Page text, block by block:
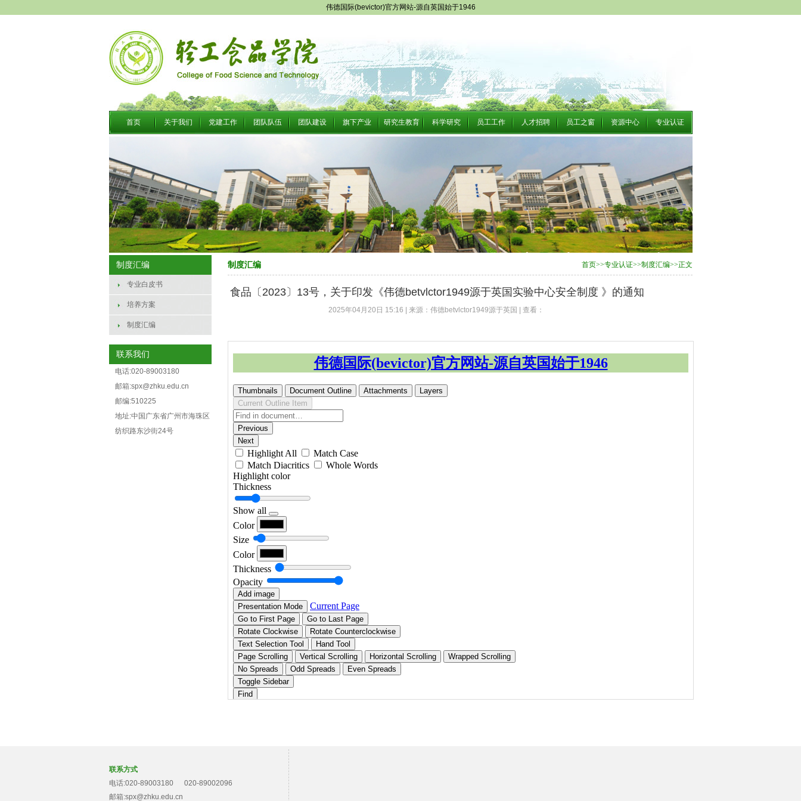
伟德国际(bevictor)官方网站-源自英国始于1946
首页 关于我们 党建工作 团队队伍 团队建设 旗下产业 研究生教育 科学研究 员工工作 人才招聘 员工之窗 资源中心 专业认证
制度汇编
专业白皮书
培养方案
制度汇编
联系我们
电话:020-89003180
邮箱:spx@zhku.edu.cn
邮编:510225
地址:中国广东省广州市海珠区
纺织路东沙街24号
制度汇编 首页>>专业认证>>制度汇编>>正文
食品〔2023〕13号，关于印发《伟德betvlctor1949源于英国实验中心安全制度 》的通知
2025年04月20日 15:16 | 来源：伟德betvlctor1949源于英国 | 查看：
联系方式
电话:020-89003180 020-89002096
邮箱:spx@zhku.edu.cn